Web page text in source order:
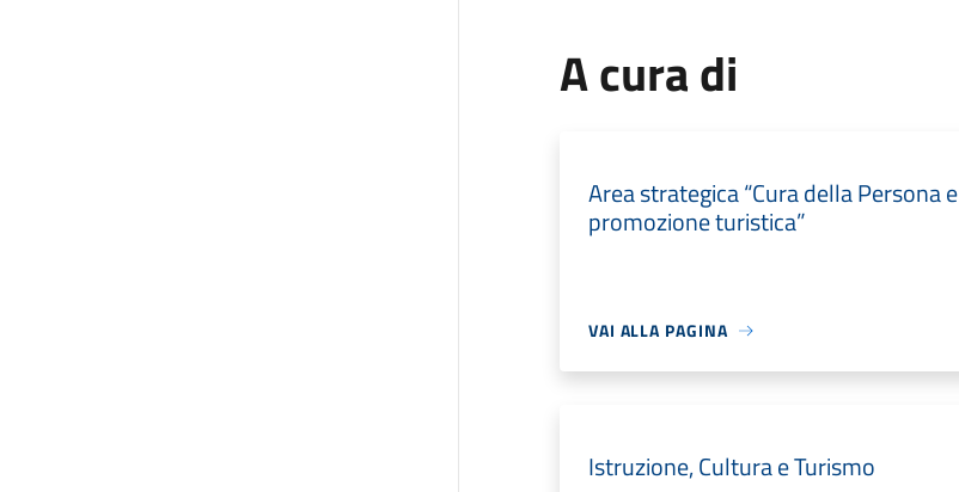
A cura di
Area strategica “Cura della Persona e
promozione turistica”
VAI ALLA PAGINA
Istruzione, Cultura e Turismo